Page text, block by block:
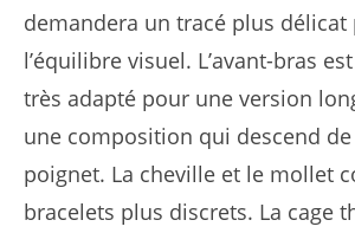
demandera un tracé plus
l’équilibre visuel. L’avant-bras
très adapté pour une version
une composition qui descend de
poignet. La cheville et le mollet
bracelets plus discrets. La cage